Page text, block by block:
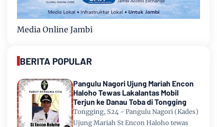
Media Online Jambi
BERITA POPULAR
Pangulu Nagori Ujung Mariah Encon
Haloho Tewas Lakalantas Mobil
Terjun ke Danau Toba di Tongging
Tongging, S24 - Pangulu Nagori (Kades)
Ujung Mariah St Encon Haloho tewas